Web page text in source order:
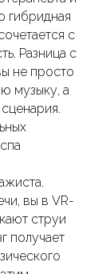
гибридная
с
Разница с
не просто
музыку, а
вы в VR-
струи
получает